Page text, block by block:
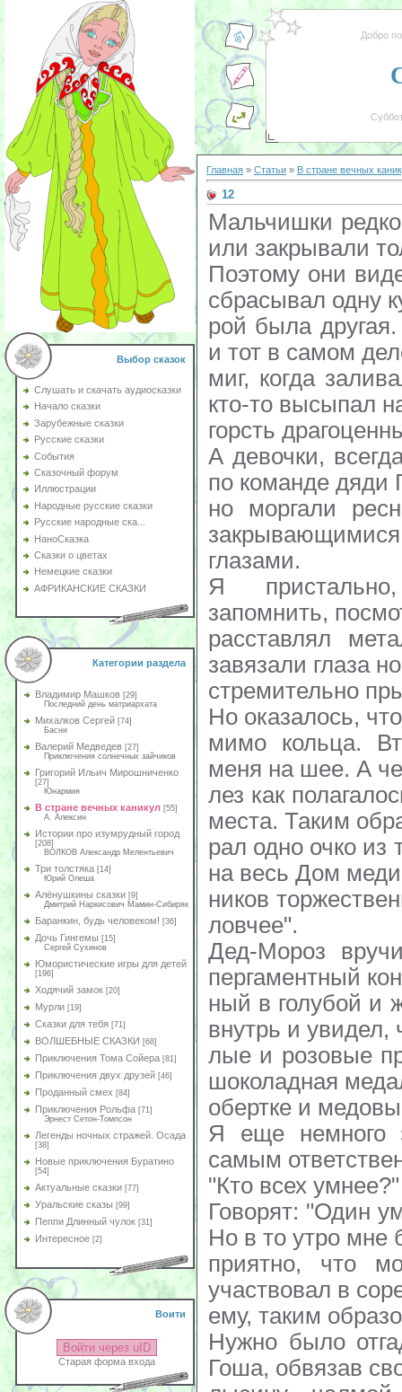
Выбор сказок
Слушать и скачать аудиосказки
Начало сказки
Зарубежные сказки
Русские сказки
События
Сказочный форум
Иллюстрации
Народные русские сказки
Русские народные ска...
НаноСказка
Сказки о цветах
Немецкие сказки
АФРИКАНСКИЕ СКАЗКИ
Категории раздела
Владимир Машков [29]
Последний день матриархата
Михалков Сергей [74]
Басни
Валерий Медведев [27]
Приключения солнечных зайчиков
Григорий Ильич Мирошниченко
[27]
Юнармия
В стране вечных каникул [55]
А. Алексин
Истории про изумрудный город
[208]
ВОЛКОВ Александр Мелентьевич
Три толстяка [14]
Юрий Олеша
Алёнушкины сказки [9]
Дмитрий Наркисович Мамин-Сибиряк
Баранкин, будь человеком! [36]
Дочь Гингемы [15]
Сергей Сухинов
Юмористические игры для детей
[196]
Ходячий замок [20]
Мурли [19]
Сказки для тебя [71]
ВОЛШЕБНЫЕ СКАЗКИ [68]
Приключения Тома Сойера [81]
Приключения двух друзей [46]
Проданный смех [84]
Приключения Рольфа [71]
Эрнест Сетон-Томпсон
Легенды ночных стражей. Осада
[38]
Новые приключения Буратино
[54]
Актуальные сказки [77]
Уральские сказы [99]
Пеппи Длинный чулок [31]
Интересное [2]
Воити
Войти через uID
Старая форма входа
Добро
Главная » Статьи » В стране вечных
12
Мальчишки
или закрывали
Поэтому они
сбрасывал одну
рой была
и тот в самом
миг, когда
кто-то высыпал
горсть
А девочки,
по команде дяди
но моргали
глазами.
Я
запомнить,
расставлял
завязали глаза
стремительно
Но оказалось,
мимо кольца.
меня на шее. А
лез как
места. Таким
рал одно очко из
на весь Дом
ников
ловчее".
Дед-Мороз
пергаментный
ный в голубой и
внутрь и увидел,
лые и розовые
шоколадная
обертке и
Я еще немного
самым
"Кто всех умнее?"
Говорят: "Один
Но в то утро мне
приятно, что
участвовал в
ему, таким
Нужно было
Гоша, обвязав